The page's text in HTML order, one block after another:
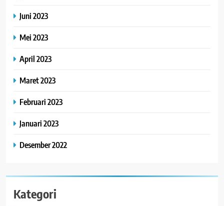
Juni 2023
Mei 2023
April 2023
Maret 2023
Februari 2023
Januari 2023
Desember 2022
Kategori